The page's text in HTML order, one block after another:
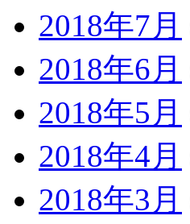
2018年7月
2018年6月
2018年5月
2018年4月
2018年3月